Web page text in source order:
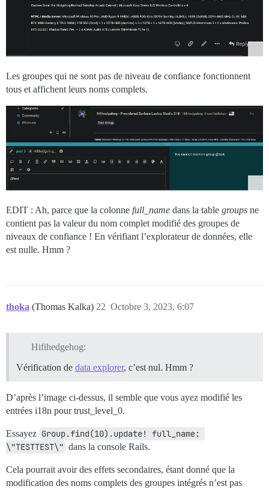
Les groupes qui ne sont pas de niveau de confiance fonctionnent
tous et affichent leurs noms complets.
EDIT : Ah, parce que la colonne full_name dans la table groups ne
contient pas la valeur du nom complet modifié des groupes de
niveaux de confiance ! En vérifiant l’explorateur de données, elle
est nulle. Hmm ?
thoka (Thomas Kalka) Octobre 3, 2023, 6:07
22
Hifihedgehog:
Vérification de data explorer, c’est nul. Hmm ?
D’après l’image ci-dessus, il semble que vous ayez modifié les
entrées i18n pour trust_level_0.
Essayez Group.find(10).update! full_name:
\"TESTTEST\" dans la console Rails.
Cela pourrait avoir des effets secondaires, étant donné que la
modification des noms complets des groupes intégrés n’est pas